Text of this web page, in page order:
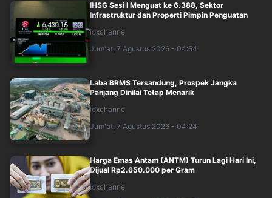
IHSG Sesi I Menguat ke 6.388, Sektor
Infrastruktur dan Properti Pimpin Penguatan
idxchannel
Jum'at, 7 Agustus 2026 - 04:54
Laba BRMS Tersandung, Prospek Jangka
Panjang Dinilai Tetap Menarik
idxchannel
Jum'at, 7 Agustus 2026 - 04:24
Harga Emas Antam (ANTM) Turun Lagi Hari Ini,
Dijual Rp2.650.000 per Gram
idxchannel